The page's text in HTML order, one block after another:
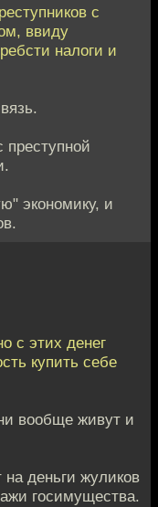
с
ввиду
налоги и
преступной
экономику, и
с этих денег
купить себе
вообще живут и
деньги жуликов
госимущества.